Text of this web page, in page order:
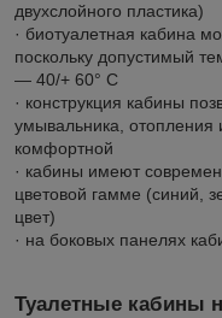
двухслойного пластика)
· биотуалетная кабина
поскольку допустимый
— 40/+ 60° С
· конструкция кабины
умывальника, отопления
комфортной
· кабины имеют
цветовой гамме (синий,
цвет)
· на боковых панелях
Туалетные кабины